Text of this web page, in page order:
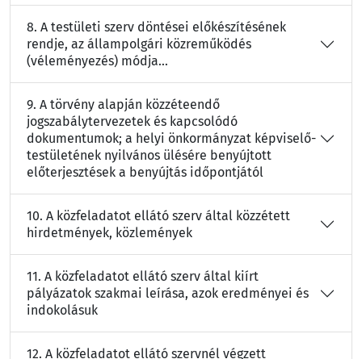
8. A testületi szerv döntései előkészítésének
rendje, az állampolgári közreműködés
(véleményezés) módja...
9. A törvény alapján közzéteendő
jogszabálytervezetek és kapcsolódó
dokumentumok; a helyi önkormányzat képviselő-
testületének nyilvános ülésére benyújtott
előterjesztések a benyújtás időpontjától
10. A közfeladatot ellátó szerv által közzétett
hirdetmények, közlemények
11. A közfeladatot ellátó szerv által kiírt
pályázatok szakmai leírása, azok eredményei és
indokolásuk
12. A közfeladatot ellátó szervnél végzett